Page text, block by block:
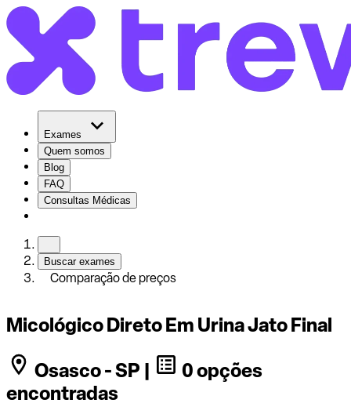
Exames
Quem somos
Blog
FAQ
Consultas Médicas
Buscar exames
Comparação de preços
Micológico Direto Em Urina Jato Final
Osasco - SP |
0 opções
encontradas